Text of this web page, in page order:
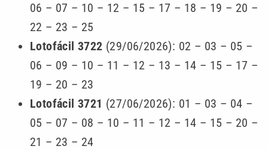
06 – 07 – 10 – 12 – 15 – 17 – 18 – 19 – 20 –
22 – 23 – 25
Lotofácil 3722 (29/06/2026): 02 – 03 – 05 –
06 – 09 – 10 – 11 – 12 – 13 – 14 – 15 – 17 –
19 – 20 – 23
Lotofácil 3721 (27/06/2026): 01 – 03 – 04 –
05 – 07 – 08 – 10 – 11 – 12 – 14 – 15 – 20 –
21 – 23 – 24